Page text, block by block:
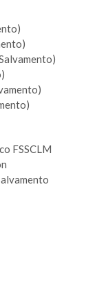
FSSCLM